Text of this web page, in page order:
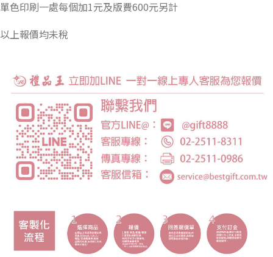
單色印刷一處每個加1元及版費600元另計
以上報價均未稅